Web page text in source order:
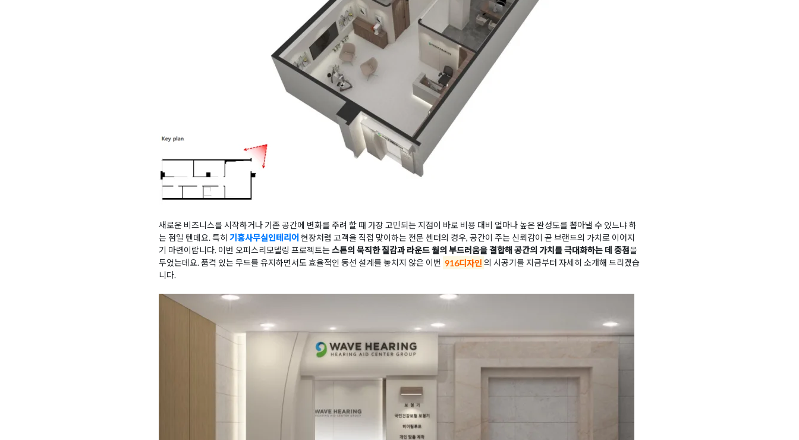
새로운 비즈니스를 시작하거나 기존 공간에 변화를 주려 할 때 가장 고민되는 지점이 바로 비용 대비 얼마나 높은 완성도를 뽑아낼 수 있느냐 하
는 점일 텐데요. 특히 기흥사무실인테리어 현장처럼 고객을 직접 맞이하는 전문 센터의 경우, 공간이 주는 신뢰감이 곧 브랜드의 가치로 이어지
기 마련이랍니다. 이번 오피스리모델링 프로젝트는스톤의 묵직한 질감과 라운드 월의 부드러움을 결합해 공간의 가치를 극대화하는 데 중점을
두었는데요. 품격 있는 무드를 유지하면서도 효율적인 동선 설계를 놓치지 않은 이번 916디자인 의 시공기를 지금부터 자세히 소개해 드리겠습
니다.